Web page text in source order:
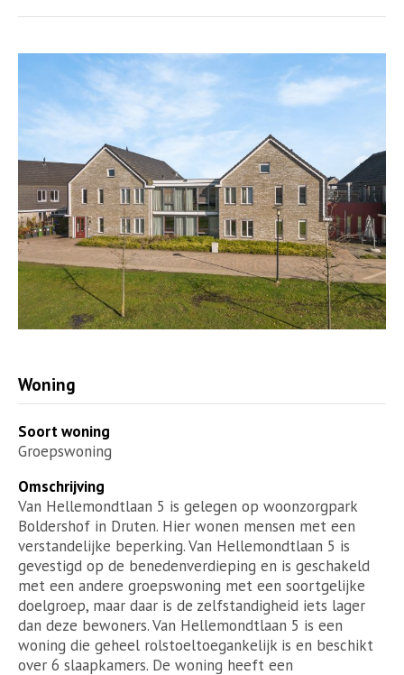
pagina)
Woning
Soort woning
Groepswoning
Omschrijving
Van Hellemondtlaan 5 is gelegen op woonzorgpark
Boldershof in Druten. Hier wonen mensen met een
verstandelijke beperking. Van Hellemondtlaan 5 is
gevestigd op de benedenverdieping en is geschakeld
met een andere groepswoning met een soortgelijke
doelgroep, maar daar is de zelfstandigheid iets lager
dan deze bewoners. Van Hellemondtlaan 5 is een
woning die geheel rolstoeltoegankelijk is en beschikt
over 6 slaapkamers. De woning heeft een